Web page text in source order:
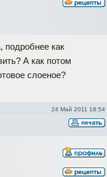
подробнее как
А как потом
слоеное?
24 Май 2011 18:54